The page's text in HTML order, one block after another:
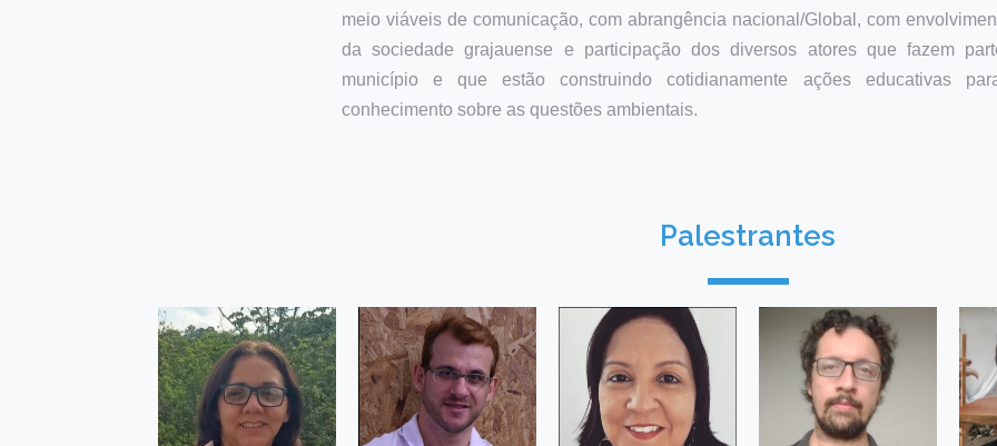
meio viáveis de comunicação, com abrangência nacional/Global, com
da sociedade grajauense e participação dos diversos atores que fazem
município e que estão construindo cotidianamente ações educativas
conhecimento sobre as questões ambientais.
Palestrantes